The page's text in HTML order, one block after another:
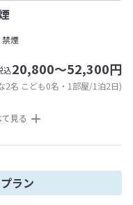
禁煙
込20,800～52,300円
2名 こども0名・1部屋/1泊2日)
見る
ラン